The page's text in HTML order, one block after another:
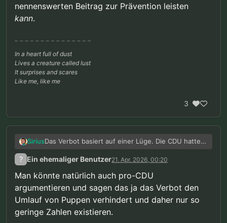
nennenswerten Beitrag zur Prävention leisten
kann.
In a heart full of dust
Lives a creature called lust
It surprises and scares
Like me, like me
3
SiriusDas Verbot basiert auf einer Lüge. Die CDU hatte
damals Staatsanwälte zitiert, die behaupteten,
dass bei Missbrauchstätern ständig solche Puppen
Puppen ja zum Missbrauch geführt haben müssen.
Ich hattefür letztes Jahr mal ausgerechnet , dass
in der Realität selbst unter der unrealistischen
Annahme, dass jeder erwischte Puppenbesitzer
auch ein Missbrauchstäter war in mindestens
Bei fast 13.000 Fällen von Kindesmissbrauch, fast
Fällen von Kindersexpuppen zeigen ja die rohen
Zahlen schon, dass das Verbot keinen
nennenswerten Beitrag zur Prävention leisten
kann.
? Ein ehemaliger Benutzer21. Apr. 2026, 00:20
Man könnte natürlich auch pro-CDU
argumentieren und sagen das ja das Verbot den
Umlauf von Puppen verhindert und daher nur so
geringe Zahlen existieren.